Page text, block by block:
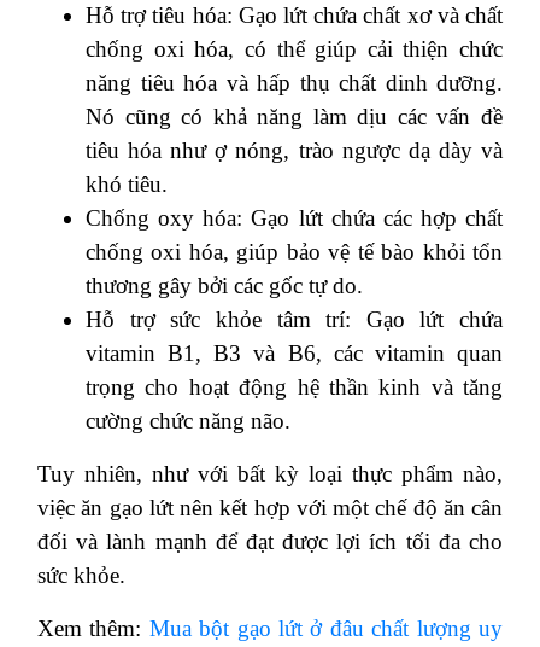
Hỗ trợ tiêu hóa: Gạo lứt chứa chất xơ và chất
chống oxi hóa, có thể giúp cải thiện chức
năng tiêu hóa và hấp thụ chất dinh dưỡng.
Nó cũng có khả năng làm dịu các vấn đề
tiêu hóa như ợ nóng, trào ngược dạ dày và
khó tiêu.
Chống oxy hóa: Gạo lứt chứa các hợp chất
chống oxi hóa, giúp bảo vệ tế bào khỏi tổn
thương gây bởi các gốc tự do.
Hỗ trợ sức khỏe tâm trí: Gạo lứt chứa
vitamin B1, B3 và B6, các vitamin quan
trọng cho hoạt động hệ thần kinh và tăng
cường chức năng não.
Tuy nhiên, như với bất kỳ loại thực phẩm nào,
việc ăn gạo lứt nên kết hợp với một chế độ ăn cân
đối và lành mạnh để đạt được lợi ích tối đa cho
sức khỏe.
Xem thêm: Mua bột gạo lứt ở đâu chất lượng uy